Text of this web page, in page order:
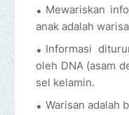
Mewariskan
anak adalah
Informasi
oleh DNA (asam
sel kelamin.
Warisan adalah